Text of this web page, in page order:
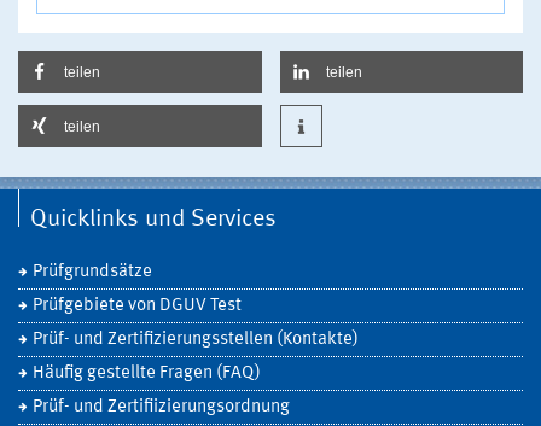
teilen teilen
teilen
Quicklinks und Services
Prüfgrundsätze
Prüfgebiete von DGUV Test
Prüf- und Zertifizierungsstellen (Kontakte)
Häufig gestellte Fragen (FAQ)
Prüf- und Zertifiizierungsordnung